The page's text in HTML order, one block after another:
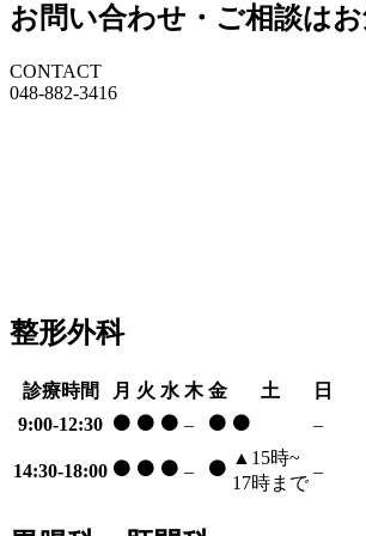
お問い合わせ・ご相談は
CONTACT
048-882-3416
整形外科
診療時間 月 火 水 木 金 土
日
9:00-12:30 ⚫ ⚫ ⚫ – ⚫ ⚫ –
14:30-18:00 ⚫ ⚫ ⚫ – ⚫
▲ 15時~
17時まで
–